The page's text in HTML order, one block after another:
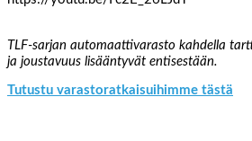
TLF-sarjan automaattivarasto kahdella
ja joustavuus lisääntyvät entisestään.
Tutustu varastoratkaisuihimme tästä